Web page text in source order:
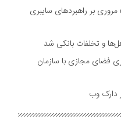
بر راهبرد‌های سایبری
و تخلفات بانکی شد
فضای مجازی با سازمان